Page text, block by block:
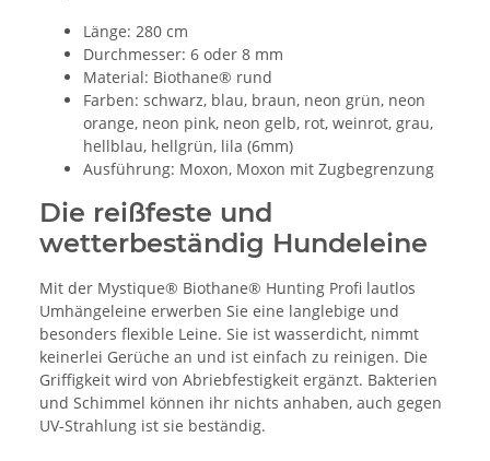
Länge: 280 cm
Durchmesser: 6 oder 8 mm
Material: Biothane® rund
Farben: schwarz, blau, braun, neon grün, neon
orange, neon pink, neon gelb, rot, weinrot, grau,
hellblau, hellgrün, lila (6mm)
Ausführung: Moxon, Moxon mit Zugbegrenzung
Die reißfeste und
wetterbeständig Hundeleine
Mit der Mystique® Biothane® Hunting Profi lautlos
Umhängeleine erwerben Sie eine langlebige und
besonders flexible Leine. Sie ist wasserdicht, nimmt
keinerlei Gerüche an und ist einfach zu reinigen. Die
Griffigkeit wird von Abriebfestigkeit ergänzt. Bakterien
und Schimmel können ihr nichts anhaben, auch gegen
UV-Strahlung ist sie beständig.